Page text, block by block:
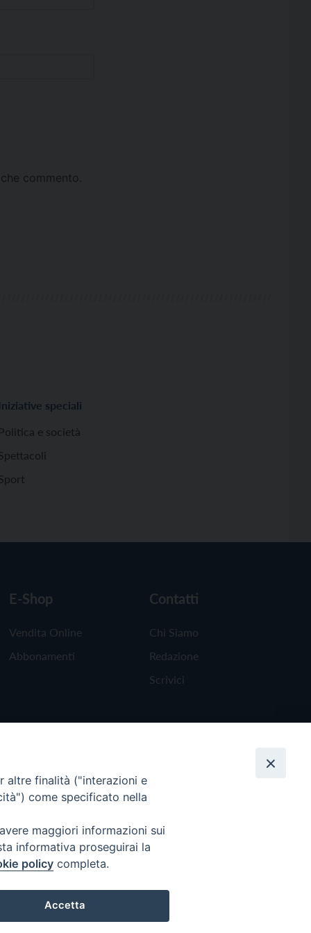
commento.
Iniziative speciali
Politica e società
E-Shop
Vendita Online
Abbonamenti
Contatti
Chi Siamo
Redazione
Scrivici
altre finalità ("interazioni e
come specificato nella
maggiori informazioni sui
informativa proseguirai la
policy completa.
Accetta